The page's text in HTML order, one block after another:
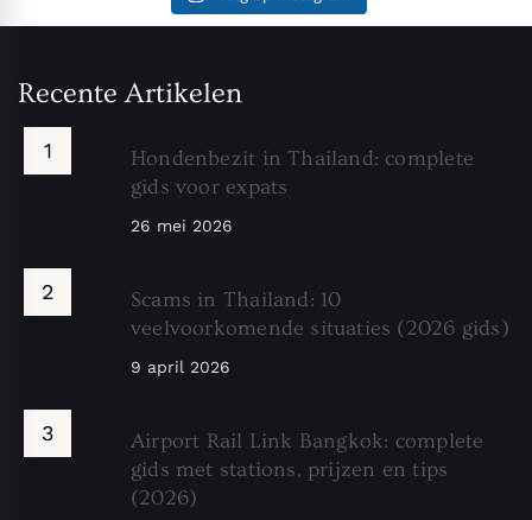
Recente Artikelen
Hondenbezit in Thailand: complete
gids voor expats
26 mei 2026
Scams in Thailand: 10
veelvoorkomende situaties (2026 gids)
9 april 2026
Airport Rail Link Bangkok: complete
gids met stations, prijzen en tips
(2026)